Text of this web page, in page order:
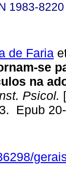
1983-8220
de Faria
se
na
Psicol.
Epub